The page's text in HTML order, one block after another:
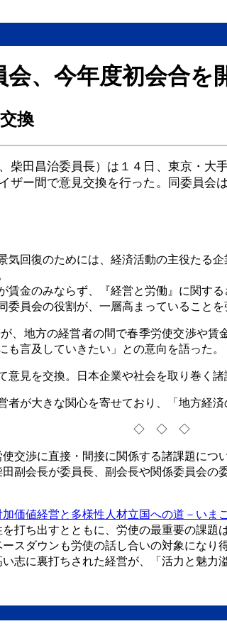
会、今年度初会合を
換
柴田昌治委員長）は１４日、東京・
ザー間で意見交換を行った。同委員
回復のためには、経済活動の主役たる
金のみならず、『経営と労働』に関す
員会の役割が、一層高まっていることを
、地方の経営者の間で春季労使交渉や
言及していきたい」との意向を語った。
見を交換。日本企業や社会を取り巻く
が大きな関心を寄せており、「地方経
◇ ◇ ◇
交渉に直接・間接に関係する諸課題に
副会長が委員長、副会長や関係委員会
価値経営と多様性人材立国への道－いま
打ち出すとともに、労使の最重要の課
スダウンも労使の話し合いの対象になり
志に裏打ちされた経営が、「活力と魅力